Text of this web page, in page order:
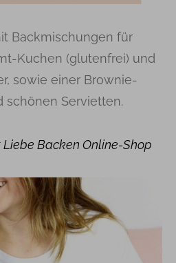
Backmischungen für
Kuchen (glutenfrei) und
sowie einer Brownie-
schönen Servietten.
Liebe Backen Online-Shop